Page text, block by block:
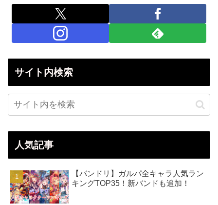
サイト内検索
人気記事
【バンドリ】ガルパ全キャラ人気ラン
キングTOP35！新バンドも追加！